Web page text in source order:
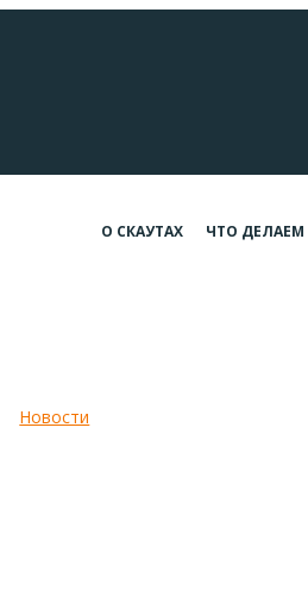
О СКАУТАХ ЧТО ДЕЛАЕМ
Новости